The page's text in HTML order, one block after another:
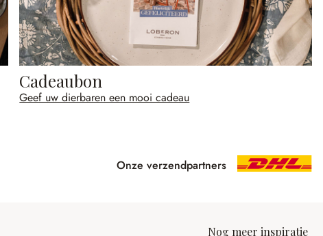
Cadeaubon
Geef uw dierbaren een mooi cadeau
Onze verzendpartners
Nog meer inspiratie